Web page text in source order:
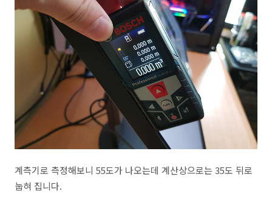
계측기로 측정해보니 55도가 나오는데 계산상으로는 35도 뒤로
눕혀 집니다.